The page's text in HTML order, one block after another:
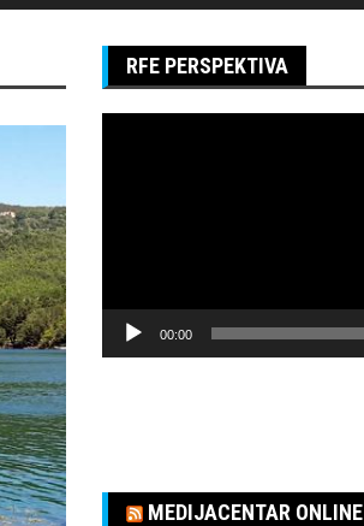
RFE PERSPEKTIVA
00:00
MEDIJACENTAR ONLINE